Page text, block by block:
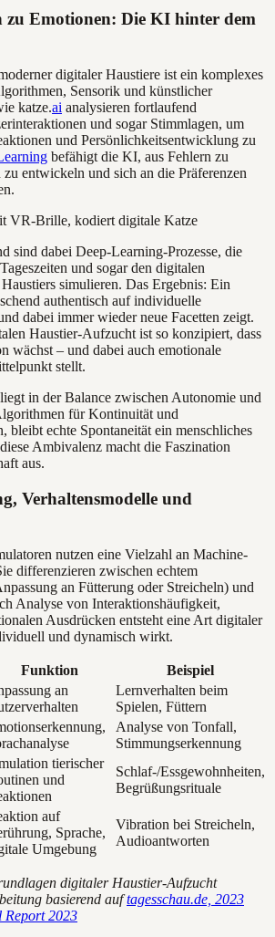
zu Emotionen: Die KI hinter dem
digitaler Haustiere ist ein komplexes
Sensorik und künstlicher
katze.ai analysieren fortlaufend
und sogar Stimmlagen, um
und Persönlichkeitsentwicklung zu
befähigt die KI, aus Fehlern zu
entwickeln und sich an die Präferenzen
sind dabei Deep-Learning-Prozesse, die
und sogar den digitalen
Haustiers simulieren. Das Ergebnis: Ein
authentisch auf individuelle
dabei immer wieder neue Facetten zeigt.
Haustier-Aufzucht ist so konzipiert, dass
wächst – und dabei auch emotionale
stellt.
in der Balance zwischen Autonomie und
für Kontinuität und
bleibt echte Spontaneität ein menschliches
Ambivalenz macht die Faszination
aus.
Verhaltensmodelle und
nutzen eine Vielzahl an Machine-
differenzieren zwischen echtem
an Fütterung oder Streicheln) und
Analyse von Interaktionshäufigkeit,
Ausdrücken entsteht eine Art digitaler
und dynamisch wirkt.
Funktion
Beispiel
an
Lernverhalten beim
Spielen, Füttern
Analyse von Tonfall,
Stimmungserkennung
tierischer
und
Schlaf-/Essgewohnheiten,
Begrüßungsrituale
auf
Sprache,
Umgebung
Vibration bei Streicheln,
Audioantworten
digitaler Haustier-Aufzucht
basierend auftagesschau.de, 2023
2023